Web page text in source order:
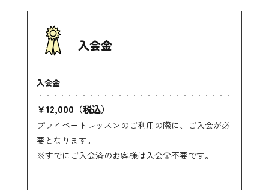
入会金
入会金
￥12,000（税込）
プライベートレッスンのご利用の際に、ご入会が必
要となります。
※すでにご入会済のお客様は入会金不要です。